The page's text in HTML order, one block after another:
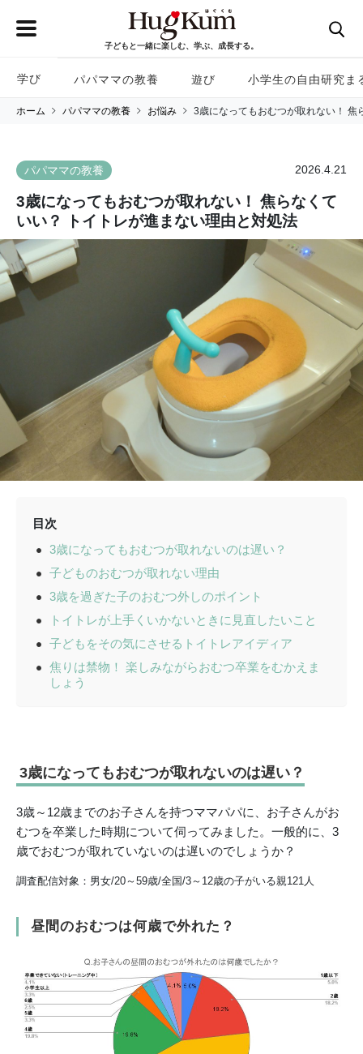
子どもと一緒に楽しむ、学ぶ、成長する。
学び パパママの教養 遊び 小学生の自由研究ま
ホーム パパママの教養 お悩み 3歳になってもおむつが取れない！ 焦
パパママの教養 2026.4.21
3歳になってもおむつが取れない！ 焦らなくて
いい？ トイトレが進まない理由と対処法
目次
3歳になってもおむつが取れないのは遅い？
子どものおむつが取れない理由
3歳を過ぎた子のおむつ外しのポイント
トイトレが上手くいかないときに見直したいこと
子どもをその気にさせるトイトレアイディア
焦りは禁物！ 楽しみながらおむつ卒業をむかえま
しょう
3歳になってもおむつが取れないのは遅い？
3歳～12歳までのお子さんを持つママパパに、お子さんがお
むつを卒業した時期について伺ってみました。一般的に、3
歳でおむつが取れていないのは遅いのでしょうか？
調査配信対象：男女/20～59歳/全国/3～12歳の子がいる親121人
昼間のおむつは何歳で外れた？